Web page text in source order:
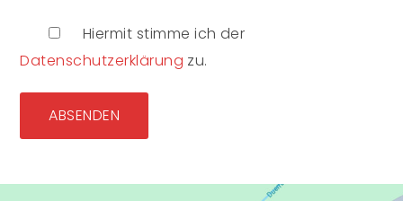
Hiermit stimme ich der
Datenschutzerklärung zu.